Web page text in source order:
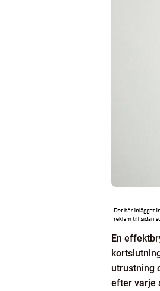
En
utrustning
efter varje